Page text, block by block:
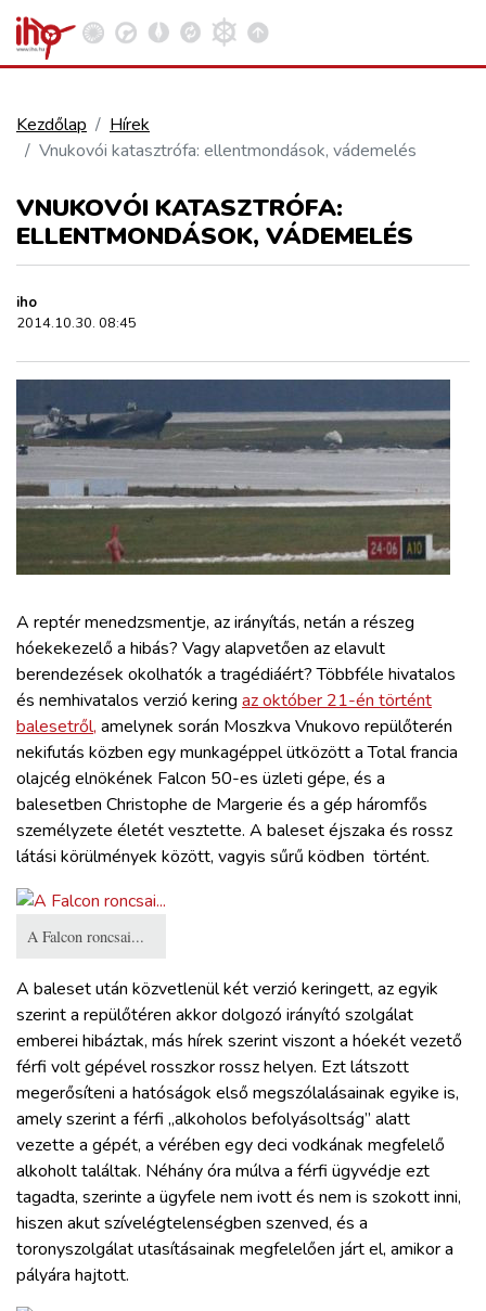
VASÚT
KÖZÚT
REPÜLÉS
KÖZLEKEDÉSFEJLESZTÉS
ELLÁTÁSI LÁNC
ZÖLDÚT
HAJÓZÁS
BLOG
ARCHÍVUM
WEBSHOP
BELÉPÉS
Kosár megtekintése
Kezdőlap
Hírek
Vnukovói katasztrófa: ellentmondások, vádemelés
VNUKOVÓI KATASZTRÓFA:
ELLENTMONDÁSOK, VÁDEMELÉS
iho
2014.10.30. 08:45
A reptér menedzsmentje, az irányítás, netán a részeg
hóekekezelő a hibás? Vagy alapvetően az elavult
berendezések okolhatók a tragédiáért? Többféle hivatalos
és nemhivatalos verzió kering az október 21-én történt
balesetről, amelynek során Moszkva Vnukovo repülőterén
nekifutás közben egy munkagéppel ütközött a Total francia
olajcég elnökének Falcon 50-es üzleti gépe, és a
balesetben Christophe de Margerie és a gép háromfős
személyzete életét vesztette. A baleset éjszaka és rossz
látási körülmények között, vagyis sűrű ködben történt.
A Falcon roncsai...
A baleset után közvetlenül két verzió keringett, az egyik
szerint a repülőtéren akkor dolgozó irányító szolgálat
emberei hibáztak, más hírek szerint viszont a hóekét vezető
férfi volt gépével rosszkor rossz helyen. Ezt látszott
megerősíteni a hatóságok első megszólalásainak egyike is,
amely szerint a férfi „alkoholos befolyásoltság” alatt
vezette a gépét, a vérében egy deci vodkának megfelelő
alkoholt találtak. Néhány óra múlva a férfi ügyvédje ezt
tagadta, szerinte a ügyfele nem ivott és nem is szokott inni,
hiszen akut szívelégtelenségben szenved, és a
toronyszolgálat utasításainak megfelelően járt el, amikor a
pályára hajtott.